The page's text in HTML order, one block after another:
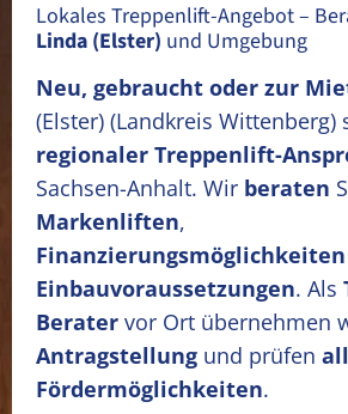
Lokales Treppenlift-Angebot –
Linda (Elster) und Umgebung
Neu, gebraucht oder zur
(Elster) (Landkreis Wittenberg)
regionaler Treppenlift-
Sachsen-Anhalt. Wir beraten
Markenliften,
Finanzierungsmöglichkeiten
Einbauvoraussetzungen. Als
Berater vor Ort übernehmen
Antragstellung und prüfen
Fördermöglichkeiten.